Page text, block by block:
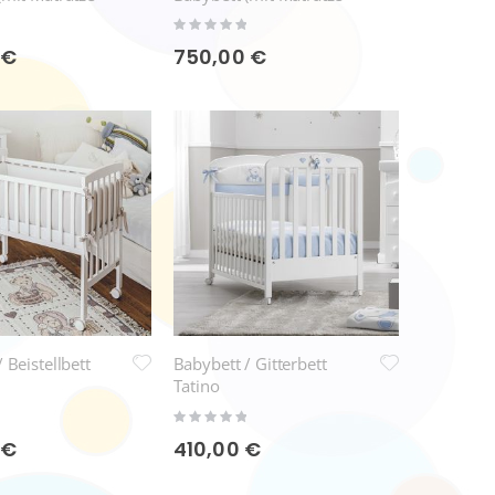
Glammy Bettgarnitur)
Rating:
750,00 €
Beistellbett
Babybett / Gitterbett
Tatino
Rating:
410,00 €